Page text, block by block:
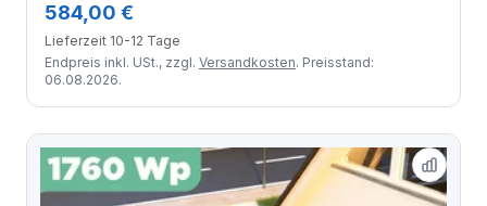
Reihen quer / 2 Module
584,00 €
Lieferzeit 10-12 Tage
Endpreis inkl. USt., zzgl. Versandkosten. Preisstand:
06.08.2026.